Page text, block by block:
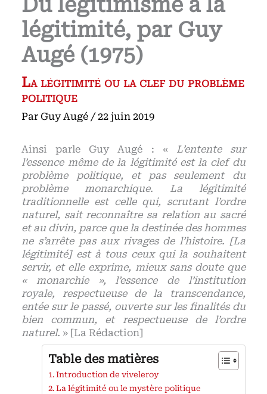
Du légitimisme à la
légitimité, par Guy
Augé (1975)
La légitimité ou la clef du problème
politique
Par Guy Augé /22 juin 2019
Ainsi parle Guy Augé : « L’entente sur
l’essence même de la légitimité est la clef du
problème politique, et pas seulement du
problème monarchique. La légitimité
traditionnelle est celle qui, scrutant l’ordre
naturel, sait reconnaître sa relation au sacré
et au divin, parce que la destinée des hommes
ne s’arrête pas aux rivages de l’histoire. [La
légitimité] est à tous ceux qui la souhaitent
servir, et elle exprime, mieux sans doute que
« monarchie », l’essence de l’institution
royale, respectueuse de la transcendance,
entée sur le passé, ouverte sur les finalités du
bien commun, et respectueuse de l’ordre
naturel. » [La Rédaction]
Table des matières
Introduction de viveleroy
La légitimité ou le mystère politique